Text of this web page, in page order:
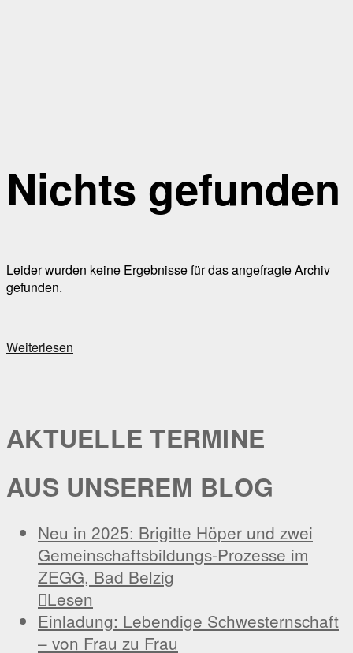
Nichts gefunden
Leider wurden keine Ergebnisse für das angefragte Archiv
gefunden.
Weiterlesen
AKTUELLE TERMINE
AUS UNSEREM BLOG
Neu in 2025: Brigitte Höper und zwei
Gemeinschaftsbildungs-Prozesse im
ZEGG, Bad Belzig
Lesen
Einladung: Lebendige Schwesternschaft
– von Frau zu Frau